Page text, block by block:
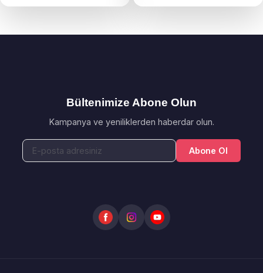
Bültenimize Abone Olun
Kampanya ve yeniliklerden haberdar olun.
Abone Ol